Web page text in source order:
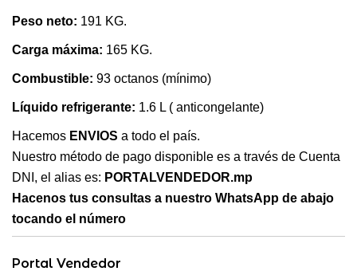
Peso neto: 191 KG.
Carga máxima: 165 KG.
Combustible: 93 octanos (mínimo)
Líquido refrigerante: 1.6 L ( anticongelante)
Hacemos ENVIOS a todo el país.
Nuestro método de pago disponible es a través de Cuenta
DNI, el alias es: PORTALVENDEDOR.mp
Hacenos tus consultas a nuestro WhatsApp de abajo
tocando el número
Portal Vendedor